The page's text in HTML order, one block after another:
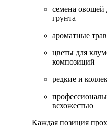
семена овощей
грунта
ароматные
цветы для
композиций
редкие и
всхожестью
Каждая позиция